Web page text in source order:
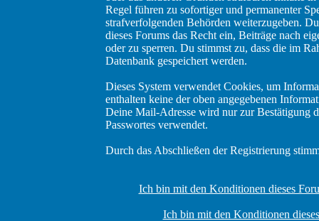
Regel führen zu sofortiger und permanenter
strafverfolgenden Behörden weiterzugeben.
dieses Forums das Recht ein, Beiträge nach
oder zu sperren. Du stimmst zu, dass die im
Datenbank gespeichert werden.
Dieses System verwendet Cookies, um
enthalten keine der oben angegebenen
Deine Mail-Adresse wird nur zur Bestätigung
Passwortes verwendet.
Durch das Abschließen der Registrierung
Ich bin mit den Konditionen dieses
Ich bin mit den Konditionen